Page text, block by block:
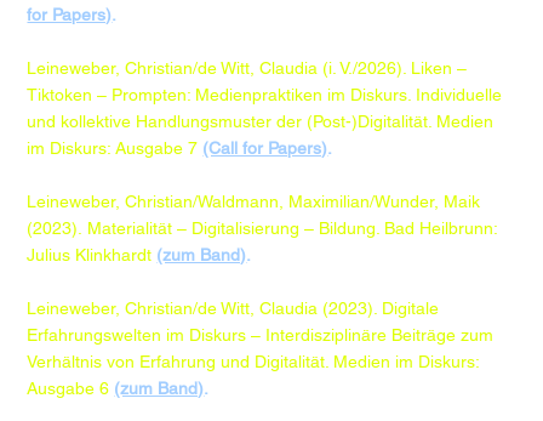
for Papers).
Leineweber, Christian/de Witt, Claudia (i. V./2026). Liken –
Tiktoken – Prompten: Medienpraktiken im Diskurs. Individuelle
und kollektive Handlungsmuster der (Post-)Digitalität. Medien
im Diskurs: Ausgabe 7 (Call for Papers).
Leineweber, Christian/Waldmann, Maximilian/Wunder, Maik
(2023). Materialität – Digitalisierung – Bildung. Bad Heilbrunn:
Julius Klinkhardt (zum Band).
Leineweber, Christian/de Witt, Claudia (2023). Digitale
Erfahrungswelten im Diskurs – Interdisziplinäre Beiträge zum
Verhältnis von Erfahrung und Digitalität. Medien im Diskurs:
Ausgabe 6 (zum Band).​